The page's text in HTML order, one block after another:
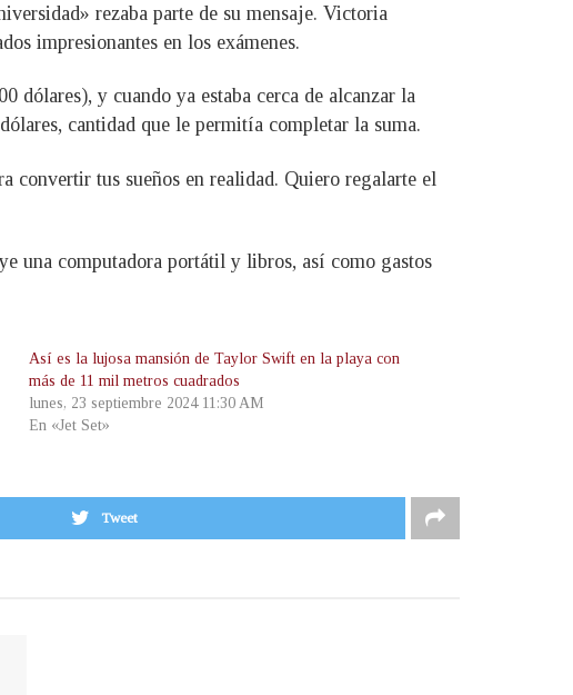
rezaba parte de su mensaje. Victoria
impresionantes en los exámenes.
dólares), y cuando ya estaba cerca de alcanzar la
cantidad que le permitía completar la suma.
tus sueños en realidad. Quiero regalarte el
una computadora portátil y libros, así como gastos
Así es la lujosa mansión de Taylor Swift en la playa con
más de 11 mil metros cuadrados
lunes, 23 septiembre 2024 11:30 AM
En «Jet Set»
Tweet